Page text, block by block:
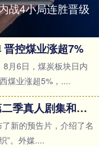
战4小局连胜晋级
控煤业涨超7%
月6日，煤炭板块日内
煤业涨超5%，....
昆明配资开户 Netflix《海贼王》第二季真人剧集和动画对比
新的预告片，介绍了名
”。外媒....